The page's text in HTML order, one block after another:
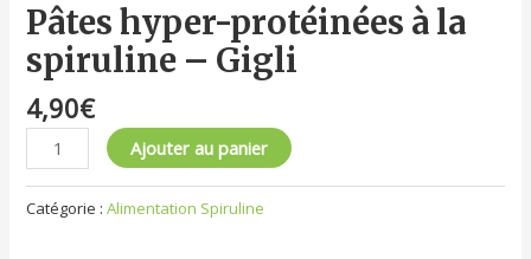
Pâtes hyper-protéinées à la
spiruline – Gigli
4,90€
Ajouter au panier
Catégorie :Alimentation Spiruline